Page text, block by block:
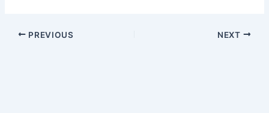
PREVIOUS NEXT